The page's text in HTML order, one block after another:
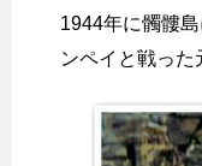
1944年に髑髏
ンペイと戦った